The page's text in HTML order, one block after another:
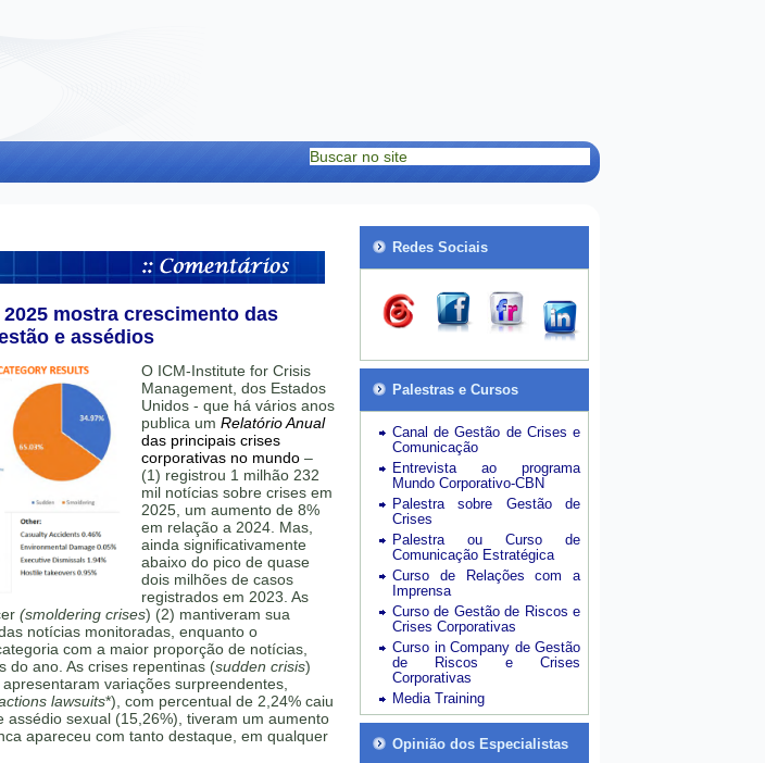
mostra crescimento das
e assédios
O ICM-Institute for Crisis
Management, dos Estados
Unidos - que há vários anos
publica um Relatório Anual
das principais crises
corporativas no mundo –
(1) registrou 1 milhão 232
mil notícias sobre crises em
2025, um aumento de 8%
em relação a 2024. Mas,
ainda significativamente
abaixo do pico de quase
dois milhões de casos
registrados em 2023. As
(smoldering crises) (2) mantiveram sua
notícias monitoradas, enquanto o
com a maior proporção de notícias,
do ano. As crises repentinas (sudden crisis)
variações surpreendentes,
lawsuits*), com percentual de 2,24% caiu
sexual (15,26%), tiveram um aumento
apareceu com tanto destaque, em qualquer
Redes Sociais
Palestras e Cursos
Canal de Gestão de Crises e
Comunicação
Entrevista ao programa
Mundo Corporativo-CBN
Palestra sobre Gestão de
Crises
Palestra ou Curso de
Comunicação Estratégica
Curso de Relações com a
Imprensa
Curso de Gestão de Riscos e
Crises Corporativas
Curso in Company de Gestão
de Riscos e Crises
Corporativas
Media Training
Opinião dos Especialistas